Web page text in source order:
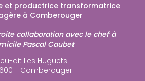
et productrice transformatrice
à Comberouger
collaboration avec le chef à
Pascal Caubet
dit Les Huguets
- Comberouger